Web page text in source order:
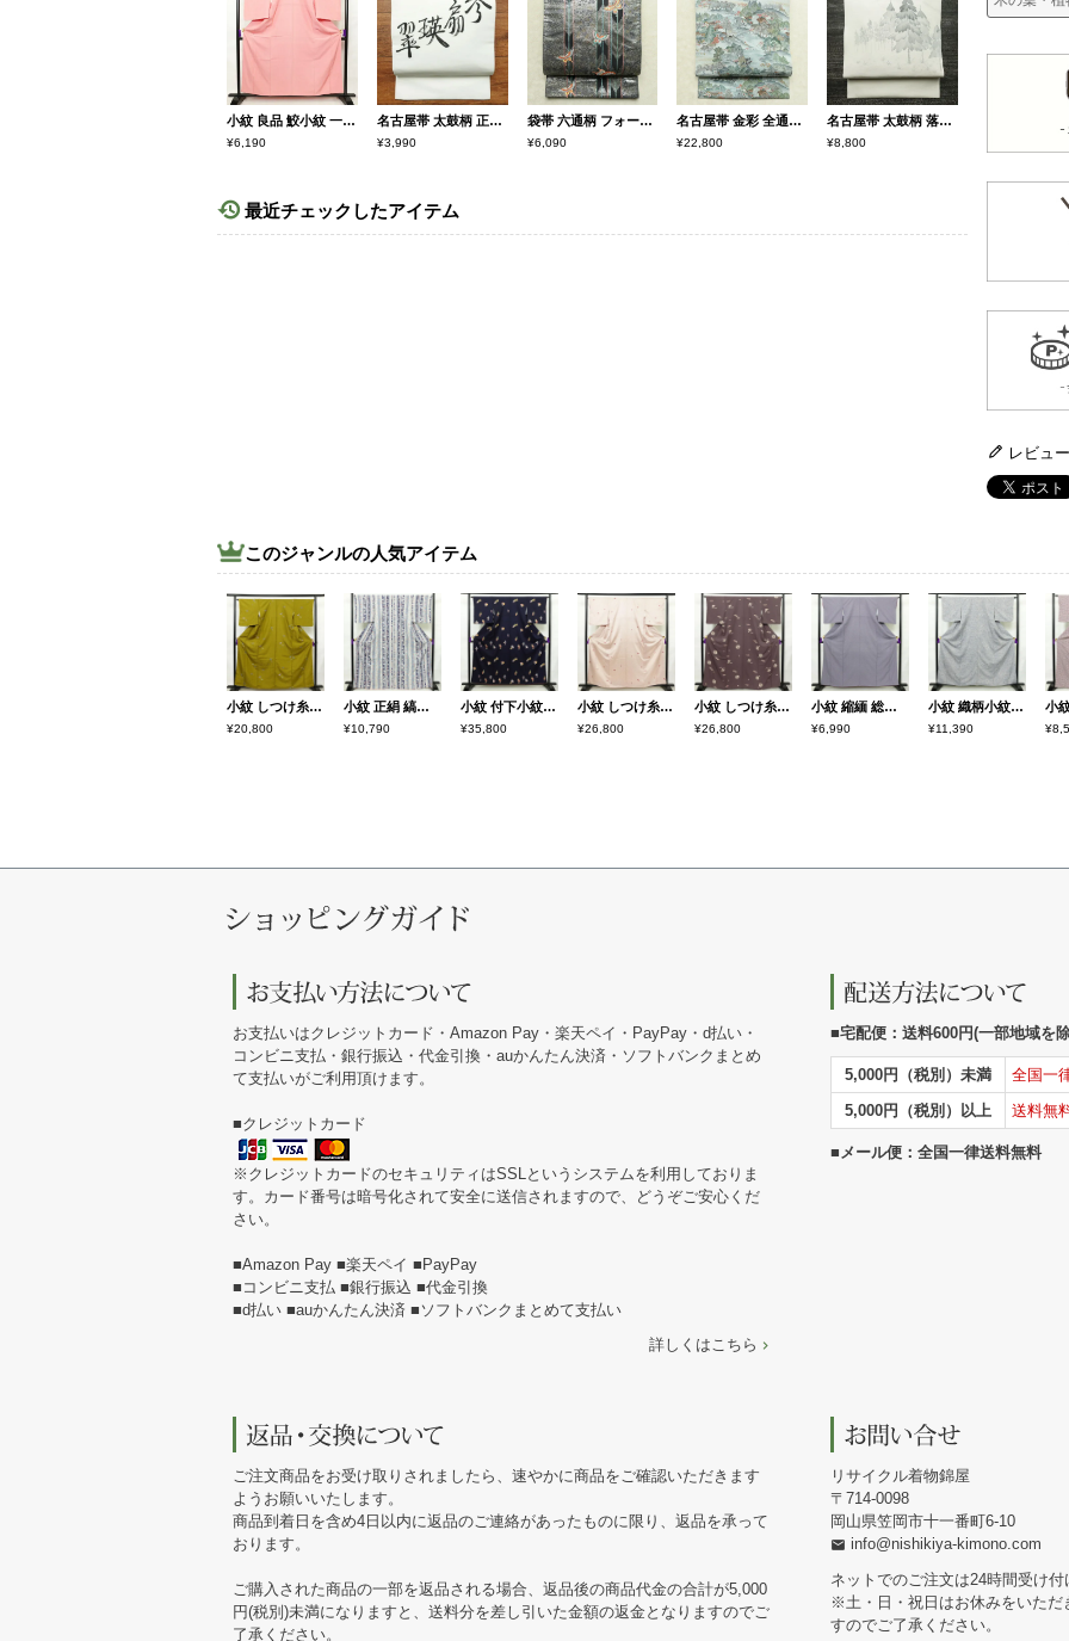
レビュ
小紋 良品 鮫小紋 一部しつけ糸付き 正絹 古典柄 袷仕立て 身丈158cm 裄丈65cm ピンク
¥6,190
名古屋帯 太鼓柄 正絹 その他の柄 名古屋仕立て 白
¥3,990
袋帯 六通柄 フォーマル用 正絹 蝶・昆虫柄 箔 金糸 帯 金・銀
¥6,090
名古屋帯 金彩 全通柄 美品 縮緬 正絹 風景柄 名古屋仕立て なごや帯 リサイクル帯 帯 青・紺
¥22,800
名古屋帯 太鼓柄 落款入り 正絹 風景柄 名古屋仕立て なごや帯 リサイクル帯 帯 グレー
¥8,800
最近チェックしたアイテム
このジャンルの人気アイテム
小紋 しつけ糸付き ポリエステル 蝶・昆虫柄 袷仕立て 身丈161cm 裄丈66.5cm リサイクル着物 着物 黄・黄土色
¥20,800
小紋 正絹 縞柄・線柄 袷仕立て 身丈168cm 裄丈68cm 金彩 着物 青・紺
¥10,790
小紋 付下小紋 良品 しつけ糸付き 正絹 人物・動物柄 袷仕立て 身丈157cm 裄丈64cm 箔 金彩 着物 青・紺
¥35,800
小紋 しつけ糸付き 正絹 古典柄 袷仕立て 身丈160cm 裄丈67cm リサイクル着物 着物 扇子 クリーム
¥26,800
小紋 しつけ糸付き 正絹 古典柄 袷仕立て 身丈164.5cm 裄丈65cm リサイクル着物 着物 紫・藤色
¥26,800
小紋 縮緬 総柄 正絹 古典柄 袷仕立て 身丈160cm 裄丈65.5cm リサイクル着物 着物 紫・藤色
¥6,990
小紋 織柄小紋 正絹 古典柄 袷仕立て 身丈160cm 裄丈63.5cm リサイクル着物 着物 洒落 おしゃれ 青・紺
¥11,390
お支払いはクレジットカード・Amazon Pay・楽天ペイ・PayPay・d払い・
コンビニ支払・銀行振込・代金引換・auかんたん決済・ソフトバンクまとめ
て支払いがご利用頂けます。
■クレジットカード
※クレジットカードのセキュリティはSSLというシステムを利用しておりま
す。カード番号は暗号化されて安全に送信されますので、どうぞご安心くだ
さい。
■Amazon Pay ■楽天ペイ ■PayPay
■コンビニ支払 ■銀行振込 ■代金引換
■d払い ■auかんたん決済 ■ソフトバンクまとめて支払い
詳しくはこちら
■宅配便：送料600円(一部地域を
5,000円（税別）未満
全国一
5,000円（税別）以上
送料無
■メール便：全国一律送料無料
ご注文商品をお受け取りされましたら、速やかに商品をご確認いただきます
ようお願いいたします。
商品到着日を含め4日以内に返品のご連絡があったものに限り、返品を承って
おります。
ご購入された商品の一部を返品される場合、返品後の商品代金の合計が5,000
円(税別)未満になりますと、送料分を差し引いた金額の返金となりますのでご
了承ください。
リサイクル着物錦屋
714-0098
岡山県笠岡市十一番町6-10
info@nishikiya-kimono.com
ネットでのご注文は24時間受け
※土・日・祝日はお休みをいただ
すのでご了承ください。